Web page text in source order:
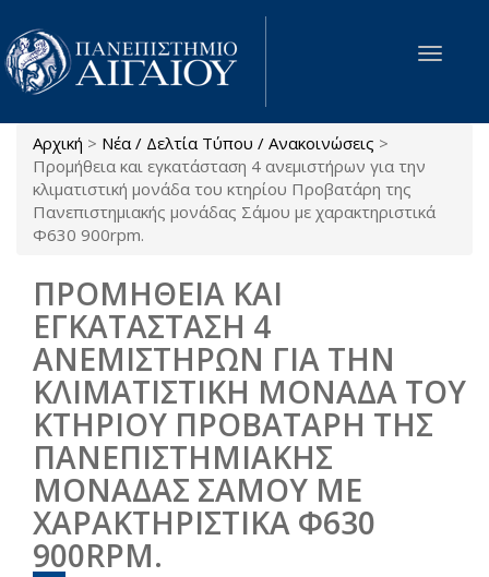
Παράκαμψη προς το κυρίως περιεχόμενο
Toggle
Είστε εδώ
Αρχική > Νέα / Δελτία Τύπου / Ανακοινώσεις >
Προμήθεια και εγκατάσταση 4 ανεμιστήρων για την
κλιματιστική μονάδα του κτηρίου Προβατάρη της
Πανεπιστημιακής μονάδας Σάμου με χαρακτηριστικά
Φ630 900rpm.
ΠΡΟΜΗΘΕΙΑ ΚΑΙ
ΕΓΚΑΤΑΣΤΑΣΗ 4
ΑΝΕΜΙΣΤΗΡΩΝ ΓΙΑ ΤΗΝ
ΚΛΙΜΑΤΙΣΤΙΚΗ ΜΟΝΑΔΑ ΤΟΥ
ΚΤΗΡΙΟΥ ΠΡΟΒΑΤΑΡΗ ΤΗΣ
ΠΑΝΕΠΙΣΤΗΜΙΑΚΗΣ
ΜΟΝΑΔΑΣ ΣΑΜΟΥ ΜΕ
ΧΑΡΑΚΤΗΡΙΣΤΙΚΑ Φ630
900RPM.